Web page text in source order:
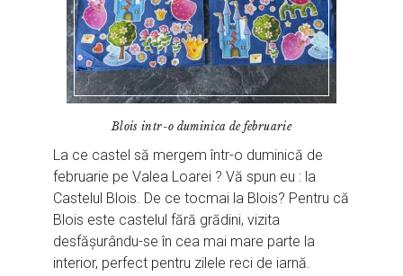
Blois intr-o duminica de februarie
La ce castel să mergem într-o duminică de
februarie pe Valea Loarei ? Vă spun eu : la
Castelul Blois. De ce tocmai la Blois? Pentru că
Blois este castelul fără grădini, vizita
desfășurându-se în cea mai mare parte la
interior, perfect pentru zilele reci de iarnă.